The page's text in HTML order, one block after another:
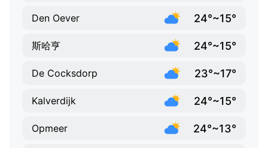
Den Oever 24°~15°
斯哈亨 24°~15°
De Cocksdorp 23°~17°
Kalverdijk 24°~15°
Opmeer 24°~13°